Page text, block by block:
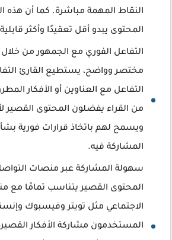
النقاط المهمة مباشرة. كما أن هذه
المحتوى يبدو أقل تعقيدًا وأكثر
التفاعل الفوري مع الجمهور من
مختصر وواضح، يستطيع القارئ
التفاعل مع العناوين أو الأفكار
من القراء يفضلون المحتوى القصير
ويسمح لهم باتخاذ قرارات فورية
المشاركة فيه.
سهولة المشاركة عبر منصات
المحتوى القصير يتناسب تمامًا مع
الاجتماعي مثل تويتر وفيسبوك
المستخدمون مشاركة الأفكار